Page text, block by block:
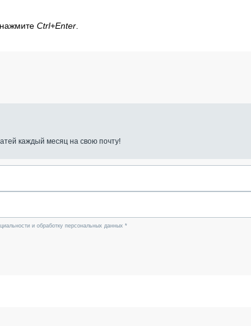
Ctrl+Enter
каждый месяц на свою почту!
и обработку персональных данных *